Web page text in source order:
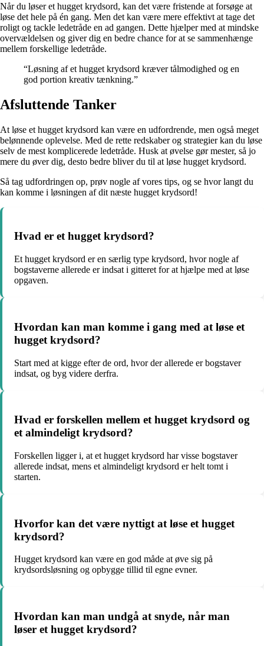
Når du løser et hugget krydsord, kan det være fristende at forsøge at
løse det hele på én gang. Men det kan være mere effektivt at tage det
roligt og tackle ledetråde en ad gangen. Dette hjælper med at mindske
overvældelsen og giver dig en bedre chance for at se sammenhænge
mellem forskellige ledetråde.
“Løsning af et hugget krydsord kræver tålmodighed og en
god portion kreativ tænkning.”
Afsluttende Tanker
At løse et hugget krydsord kan være en udfordrende, men også meget
belønnende oplevelse. Med de rette redskaber og strategier kan du løse
selv de mest komplicerede ledetråde. Husk at øvelse gør mester, så jo
mere du øver dig, desto bedre bliver du til at løse hugget krydsord.
Så tag udfordringen op, prøv nogle af vores tips, og se hvor langt du
kan komme i løsningen af dit næste hugget krydsord!
Hvad er et hugget krydsord?
Et hugget krydsord er en særlig type krydsord, hvor nogle af
bogstaverne allerede er indsat i gitteret for at hjælpe med at løse
opgaven.
Hvordan kan man komme i gang med at løse et
hugget krydsord?
Start med at kigge efter de ord, hvor der allerede er bogstaver
indsat, og byg videre derfra.
Hvad er forskellen mellem et hugget krydsord og
et almindeligt krydsord?
Forskellen ligger i, at et hugget krydsord har visse bogstaver
allerede indsat, mens et almindeligt krydsord er helt tomt i
starten.
Hvorfor kan det være nyttigt at løse et hugget
krydsord?
Hugget krydsord kan være en god måde at øve sig på
krydsordsløsning og opbygge tillid til egne evner.
Hvordan kan man undgå at snyde, når man
løser et hugget krydsord?